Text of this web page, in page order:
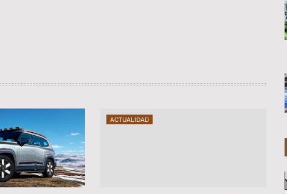
ACTUALIDAD